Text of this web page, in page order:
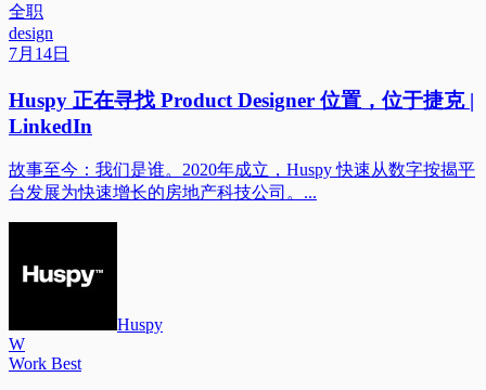
全职
design
7月14日
Huspy 正在寻找 Product Designer 位置，位于捷克 |
LinkedIn
故事至今：我们是谁。2020年成立，Huspy 快速从数字按揭平
台发展为快速增长的房地产科技公司。...
Huspy
W
Work Best